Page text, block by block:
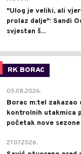
"Ulog je veliki, ali
prolaz dalje": Sandi
svjestan š...
RK BORAC
05.08.2026.
Borac m:tel zakazao
kontrolnih utakmica
početak nove sezone
27.07.2026.